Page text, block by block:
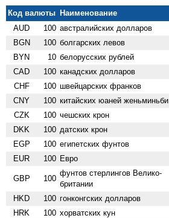
Код валюты Наименование
AUD
100 австралийских долларов
BGN 100 болгарских левов
BYN 10 белорусских рублей
CAD 100 канадских долларов
CHF 100 швейцарских франков
CNY 100 китайских юаней женьминьби
CZK 100 чешских крон
DKK 100 датских крон
EGP 100 египетских фунтов
EUR 100 Евро
GBP 100
фунтов стерлингов Велико­
британии
HKD 100 гонконгских долларов
HRK 100 хорватских кун